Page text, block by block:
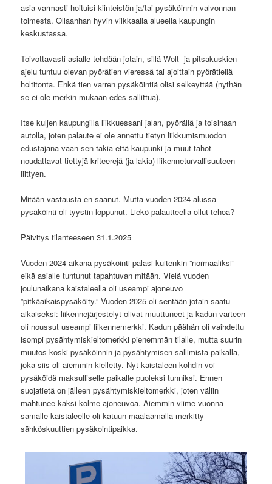
asia varmasti hoituisi kiinteistön ja/tai pysäköinnin valvonnan
toimesta. Ollaanhan hyvin vilkkaalla alueella kaupungin
keskustassa.
Toivottavasti asialle tehdään jotain, sillä Wolt- ja pitsakuskien
ajelu tuntuu olevan pyörätien vieressä tai ajoittain pyörätiellä
holtitonta. Ehkä tien varren pysäköintiä olisi selkeyttää (nythän
se ei ole merkin mukaan edes sallittua).
Itse kuljen kaupungilla liikkuessani jalan, pyörällä ja toisinaan
autolla, joten palaute ei ole annettu tietyn liikkumismuodon
edustajana vaan sen takia että kaupunki ja muut tahot
noudattavat tiettyjä kriteerejä (ja lakia) liikenneturvallisuuteen
liittyen.
Mitään vastausta en saanut. Mutta vuoden 2024 alussa
pysäköinti oli tyystin loppunut. Liekö palautteella ollut tehoa?
Päivitys tilanteeseen 31.1.2025
Vuoden 2024 aikana pysäköinti palasi kuitenkin ”normaaliksi”
eikä asialle tuntunut tapahtuvan mitään. Vielä vuoden
joulunaikana kaistaleella oli useampi ajoneuvo
”pitkäaikaispysäköity.” Vuoden 2025 oli sentään jotain saatu
aikaiseksi: liikennejärjestelyt olivat muuttuneet ja kadun varteen
oli noussut useampi liikennemerkki. Kadun päähän oli vaihdettu
isompi pysähtymiskieltomerkki pienemmän tilalle, mutta suurin
muutos koski pysäköinnin ja pysähtymisen sallimista paikalla,
joka siis oli aiemmin kielletty. Nyt kaistaleen kohdin voi
pysäköidä maksulliselle paikalle puoleksi tunniksi. Ennen
suojatietä on jälleen pysähtymiskieltomerkki, joten väliin
mahtunee kaksi-kolme ajoneuvoa. Aiemmin viime vuonna
samalle kaistaleelle oli katuun maalaamalla merkitty
sähköskuuttien pysäkointipaikka.